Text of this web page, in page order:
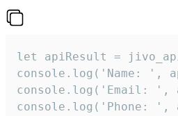
let apiResult =
console.log('Name: ',
console.log('Email: ',
console.log('Phone: ',